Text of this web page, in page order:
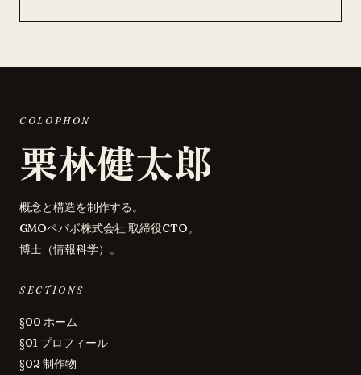
COLOPHON
栗林健太郎
概念と構造を制作する。
GMOペパボ株式会社 取締役CTO。
博士（情報科学）。
SECTIONS
§00 ホーム
§01 プロフィール
§02 制作物